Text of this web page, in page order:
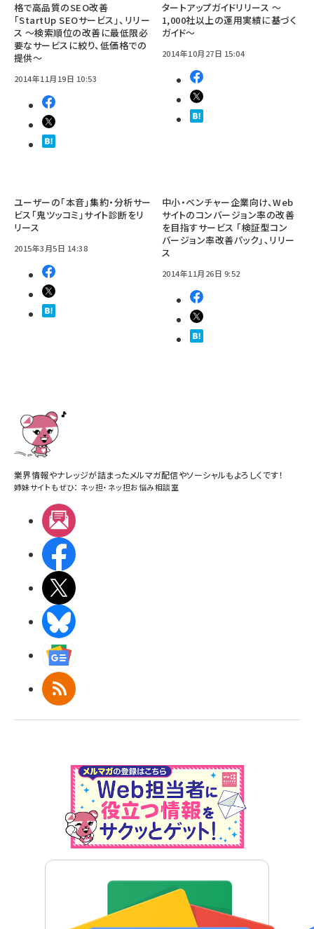
格で高品質のSEO改善
「StartUp SEOサービス」、リリー
ス ～検索順位の改善に最低限必
要なサービスに絞り、低価格での
提供～
2014年11月19日 10:53
タートアップガイドリリース ～
1,000社以上の運用実績に基づく
ガイド～
2014年10月27日 15:04
ユーザーの「本音」集約・分析サー
ビス「鬼ツッコミ」サイト診断をリ
リース
2015年3月5日 14:38
中小・ベンチャー企業向け、Web
サイトのコンバージョン率の改善
を目指すサービス 「検証型コン
バージョン率改善パック」、リリー
ス
2014年11月26日 9:52
業界情報やナレッジが詰まったメルマガ配信やソーシャルもよろしくです！
姉妹サイトもぜひ： ネッ担・ ネッ担お悩み相談室
RSS